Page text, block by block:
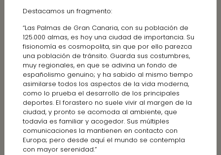
Destacamos un fragmento:
“Las Palmas de Gran Canaria, con su población de
125.000 almas, es hoy una ciudad de importancia. Su
fisionomía es cosmopolita, sin que por ello parezca
una población de tránsito. Guarda sus costumbres,
muy regionales, en que se adivina un fondo de
españolismo genuino; y ha sabido al mismo tiempo
asimilarse todos los aspectos de la vida moderna,
como lo prueba el desarrollo de los principales
deportes. El forastero no suele vivir al margen de la
ciudad, y pronto se acomoda al ambiente, que
todavía es familiar y acogedor. Sus múltiples
comunicaciones la mantienen en contacto con
Europa; pero desde aquí el mundo se contempla
con mayor serenidad.”